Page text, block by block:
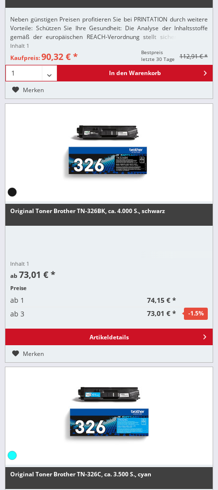
Neben günstigen Preisen profitieren Sie bei PRINTATION durch weitere
Vorteile: Schützen Sie Ihre Gesundheit: Die Analyse der Inhaltsstoffe
gemäß der europäischen REACH-Verordnung stellt sicher, dass alle
Printation-Produkte nur...
Inhalt 1
Kaufpreis:90,32 € * 112,91 € *
Bestpreis
letzte 30 Tage
In den Warenkorb
Merken
Original Toner Brother TN-326BK, ca. 4.000 S., schwarz
Inhalt 1
ab73,01 € *
Preise
ab 1
74,15 € *
ab 3 73,01 € * -1.5%
Artikeldetails
Merken
Original Toner Brother TN-326C, ca. 3.500 S., cyan